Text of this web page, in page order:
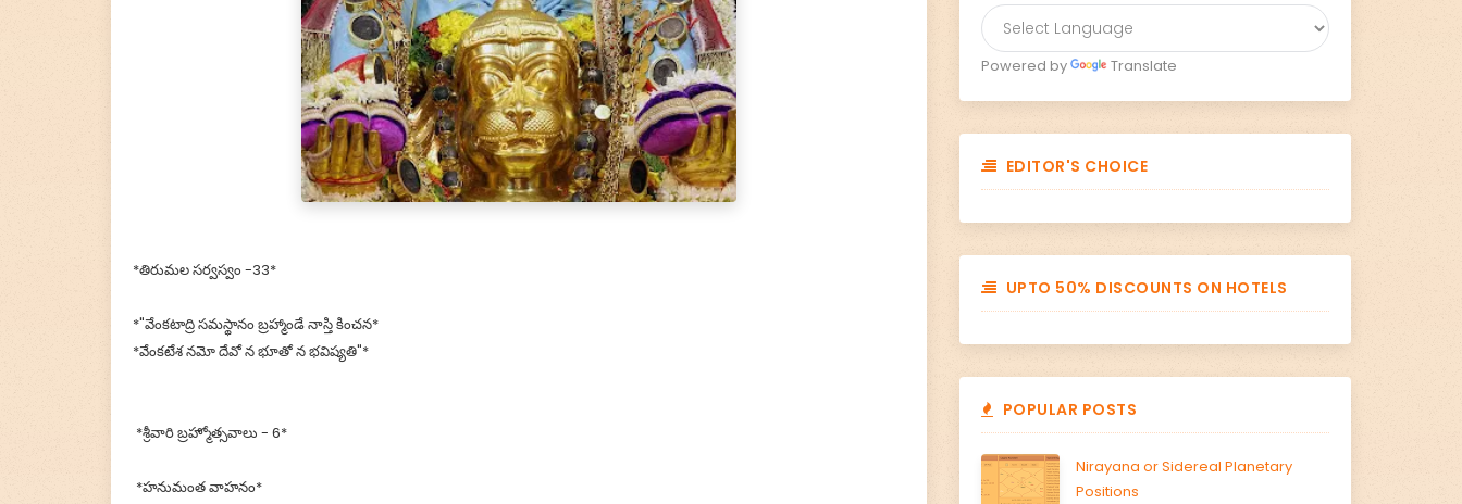
*తిరుమల సర్వస్వం -33*
*"వేంకటాద్రి సమస్థానం బ్రహ్మాండే నాస్తి కించన*
*వేంకటేశ నమో దేవో న భూతో న భవిష్యతి"*
*శ్రీవారి బ్రహ్మోత్సవాలు - 6*
*హనుమంత వాహనం*
Powered by Translate
EDITOR'S CHOICE
UPTO 50% DISCOUNTS ON HOTELS
POPULAR POSTS
Nirayana or Sidereal Planetary
Positions